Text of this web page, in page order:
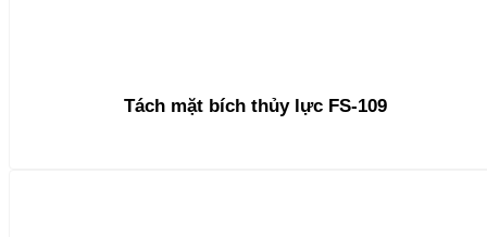
Tách mặt bích thủy lực FS-109